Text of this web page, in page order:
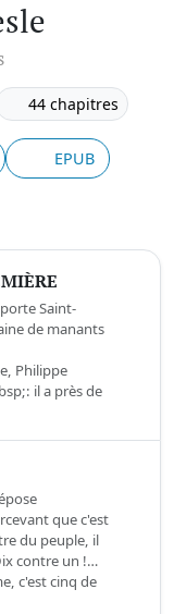
44 chapitres
EPUB
Saint-
de manants
Philippe
il a près de
que c'est
du peuple, il
contre un !…
c'est cinq de